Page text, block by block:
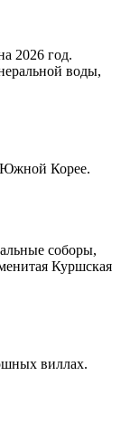
2026 год.
воды,
Южной Корее.
соборы,
Куршская
виллах.